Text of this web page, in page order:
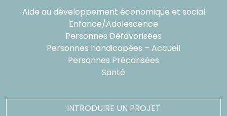
Aide au développement économique et social
Enfance/Adolescence
Personnes Défavorisées
Personnes handicapées – Accueil
Personnes Précarisées
Santé
INTRODUIRE UN PROJET